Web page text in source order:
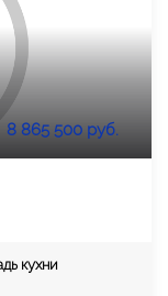
8 865 500 руб.
кухни